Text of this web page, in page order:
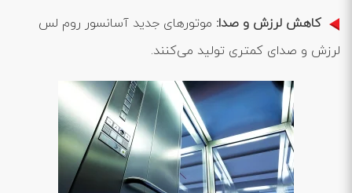
کاهش لرزش و صدا: موتورهای جدید آسانسور روم لس
لرزش و صدای کمتری تولید می‌کنند.